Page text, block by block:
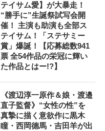
テイサム愛】が大暴走！
“勝手に”生誕祭試写会開
催！ 主演も助演も全部ス
テイサム！「ステサミー
賞」爆誕！【応募総数941
票 全54作品の栄冠に輝い
た作品とはー!?】
《渡辺淳一原作＆娘・渡邉
直子監督》“女性の性”を
真摯に描く意欲作に黒木
瞳・西岡德馬・吉田羊が出